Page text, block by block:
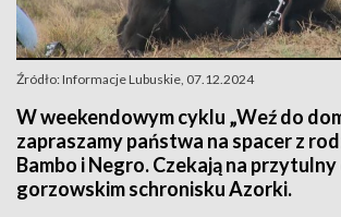
Źródło: Informacje Lubuskie, 07.12.2024
W weekendowym cyklu „Weź do
zapraszamy państwa na spacer z
Bambo i Negro. Czekają na przytulny
gorzowskim schronisku Azorki.